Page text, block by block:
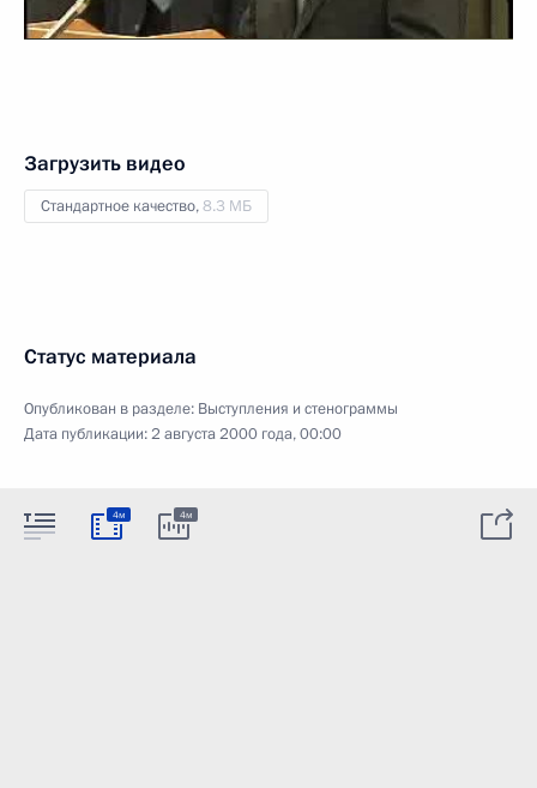
Загрузить видео
Стандартное качество,8.3 МБ
Статус материала
Опубликован в разделе: Выступления и стенограммы
Дата публикации:2 августа 2000 года, 00:00
4м 4м